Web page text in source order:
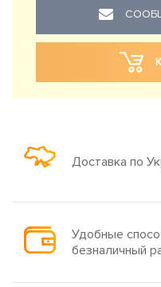
Доставка по
Удобные
безналичный